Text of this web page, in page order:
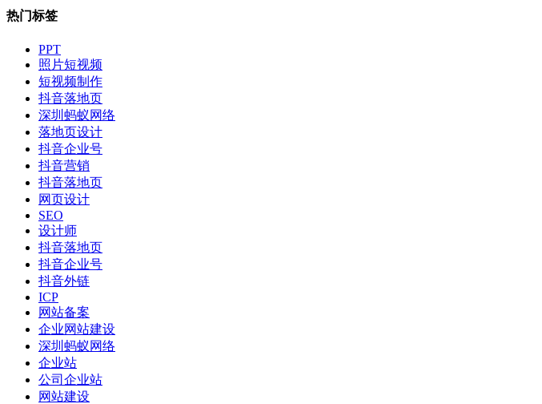
热门标签
PPT
照片短视频
短视频制作
抖音落地页
深圳蚂蚁网络
落地页设计
抖音企业号
抖音营销
抖音落地页
网页设计
SEO
设计师
抖音落地页
抖音企业号
抖音外链
ICP
网站备案
企业网站建设
深圳蚂蚁网络
企业站
公司企业站
网站建设